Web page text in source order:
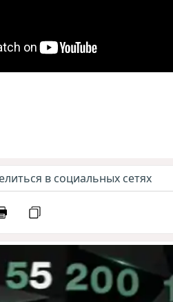
в социальных сетях